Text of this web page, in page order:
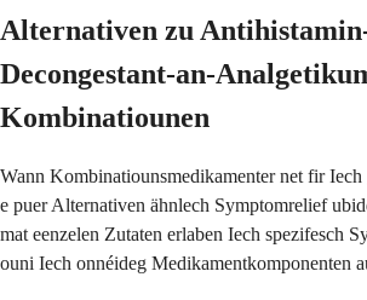
Alternativen zu
Decongestant-an-
Kombinatiounen
Wann Kombinatiounsmedikamenter net fir Iech
e puer Alternativen ähnlech Symptomrelief
mat eenzelen Zutaten erlaben Iech spezifesch
ouni Iech onnéideg Medikamentkomponenten